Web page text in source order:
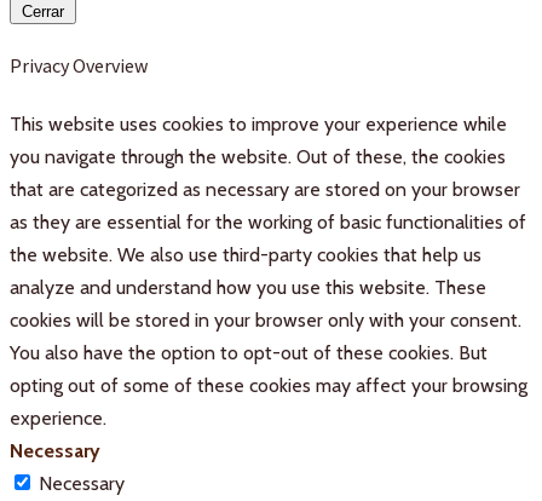
Cerrar
Privacy Overview
This website uses cookies to improve your experience while
you navigate through the website. Out of these, the cookies
that are categorized as necessary are stored on your browser
as they are essential for the working of basic functionalities of
the website. We also use third-party cookies that help us
analyze and understand how you use this website. These
cookies will be stored in your browser only with your consent.
You also have the option to opt-out of these cookies. But
opting out of some of these cookies may affect your browsing
experience.
Necessary
Necessary